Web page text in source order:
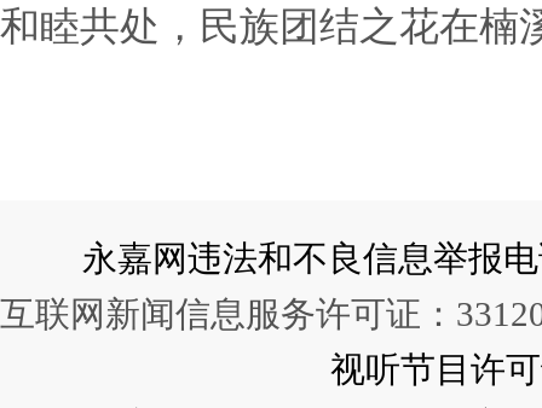
和睦共处，民族团结之花在楠
永嘉网违法和不良信息举报
互联网新闻信息服务许可证：
视听节目许